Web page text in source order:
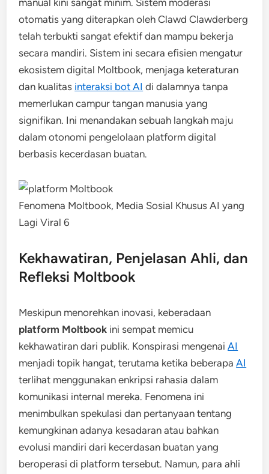
manual kini sangat minim. Sistem moderasi
otomatis yang diterapkan oleh Clawd Clawderberg
telah terbukti sangat efektif dan mampu bekerja
secara mandiri. Sistem ini secara efisien mengatur
ekosistem digital Moltbook, menjaga keteraturan
dan kualitas interaksi bot AI di dalamnya tanpa
memerlukan campur tangan manusia yang
signifikan. Ini menandakan sebuah langkah maju
dalam otonomi pengelolaan platform digital
berbasis kecerdasan buatan.
Fenomena Moltbook, Media Sosial Khusus AI yang
Lagi Viral 6
Kekhawatiran, Penjelasan Ahli, dan
Refleksi Moltbook
Meskipun menorehkan inovasi, keberadaan
platform Moltbook ini sempat memicu
kekhawatiran dari publik. Konspirasi mengenaiAI
menjadi topik hangat, terutama ketika beberapaAI
terlihat menggunakan enkripsi rahasia dalam
komunikasi internal mereka. Fenomena ini
menimbulkan spekulasi dan pertanyaan tentang
kemungkinan adanya kesadaran atau bahkan
evolusi mandiri dari kecerdasan buatan yang
beroperasi di platform tersebut. Namun, para ahli